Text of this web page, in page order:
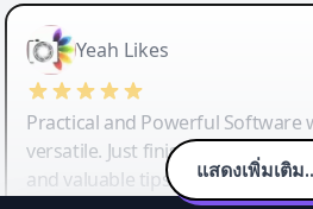
Yeah Likes
Practical and Powerful Software
versatile. Just finished their
and valuable tips and tricks.
แสดงเพิ่มเติม